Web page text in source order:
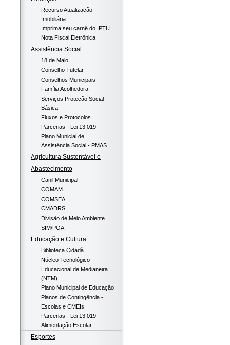
Recurso Atualização
Imobiliária
Imprima seu carnê do IPTU
Nota Fiscal Eletrônica
Assistência Social
18 de Maio
Conselho Tutelar
Conselhos Municipais
Família Acolhedora
Serviços Proteção Social
Básica
Fluxos e Protocolos
Parcerias - Lei 13.019
Plano Municial de
Assistência Social - PMAS
Agricultura Sustentável e
Abastecimento
Canil Municipal
COMAM
COMSEA
CMADRS
Divisão de Meio Ambiente
SIM/POA
Educação e Cultura
Biblioteca Cidadã
Núcleo Tecnológico
Educacional de Medianeira
(NTM)
Plano Municipal de Educação
Planos de Contingência -
Escolas e CMEIs
Parcerias - Lei 13.019
Alimentação Escolar
Esportes